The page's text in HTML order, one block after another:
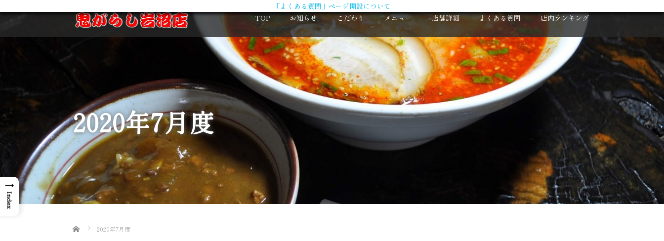
「よくある質問」ページ開設について
TOP
お知らせ
X（旧Twitter）
Instagram
こだわり メニュー 店舗詳細
求人募集
大反省会
コロナウイルス対策
よくある質問 店内ランキング
2020年 年間集計グラフ
2020 下半期 集計グラフ
2020年12月度
2020年11月度
2020年10月度
2020年9月度
2020年7月度
Home 2020年7月度
→
Index